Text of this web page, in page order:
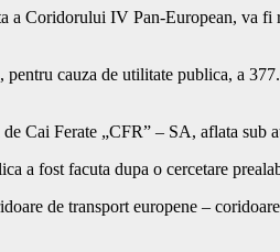
a Coridorului IV Pan-European, va
pentru cauza de utilitate publica, a
Cai Ferate „CFR” – SA, aflata
a fost facuta dupa o cercetare
de transport europene –